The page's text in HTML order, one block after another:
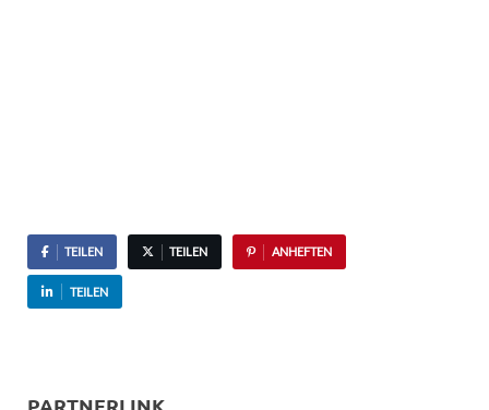
TEILEN TEILEN ANHEFTEN
TEILEN